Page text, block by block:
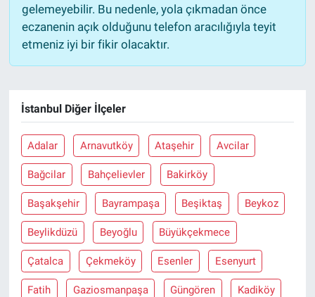
gelemeyebilir. Bu nedenle, yola çıkmadan önce
eczanenin açık olduğunu telefon aracılığıyla teyit
etmeniz iyi bir fikir olacaktır.
İstanbul Diğer İlçeler
Adalar Arnavutköy Ataşehir Avcilar
Bağcilar Bahçelievler Bakirköy
Başakşehir Bayrampaşa Beşiktaş Beykoz
Beylikdüzü Beyoğlu Büyükçekmece
Çatalca Çekmeköy Esenler Esenyurt
Fatih Gaziosmanpaşa Güngören Kadiköy